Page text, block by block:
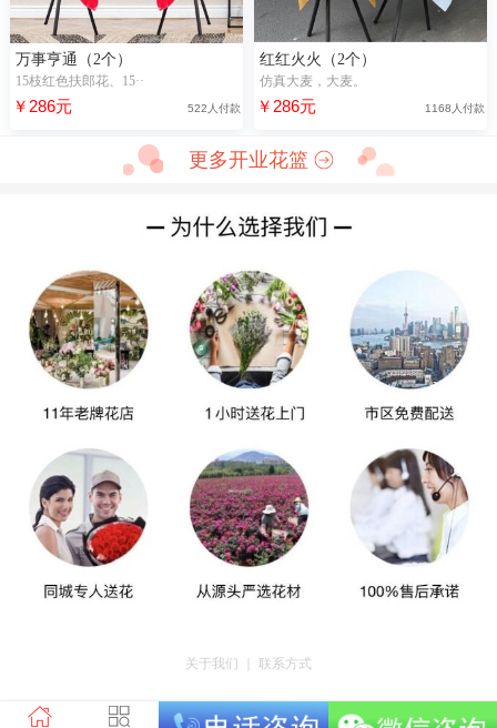
万事亨通（2个）
15枝红色扶郎花、15··
￥286元 522人付款
红红火火（2个）
仿真大麦，大麦。
￥286元 1168人付款
更多开业花篮
关于我们 联系方式
版权所有：荣昌区昌州街道爱神鲜花店 地址：重庆市荣昌区昌州街道迎宾大道
南段3号35幢4-20 电话：tel023-46761716